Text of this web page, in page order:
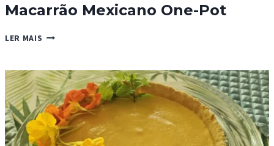
Macarrão Mexicano One-Pot
LER MAIS MACARRÃO
POT